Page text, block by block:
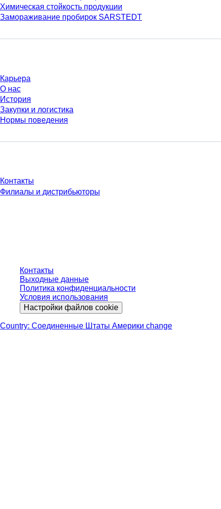
Химическая стойкость продукции
Замораживание пробирок SARSTEDT
Карьера
О нас
История
Закупки и логистика
Нормы поведения
Контакты
Филиалы и дистрибьюторы
Контакты
Выходные данные
Политика конфиденциальности
Условия использования
Настройки файлов cookie
Country: Соединенные Штаты Америки change